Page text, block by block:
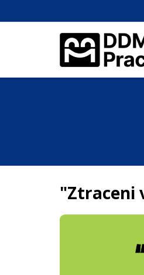
"Ztraceni